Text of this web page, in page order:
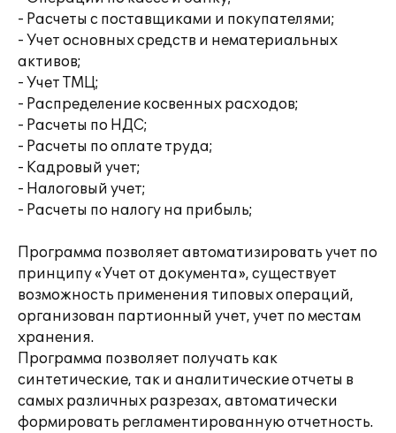
- Расчеты с поставщиками и покупателями;
- Учет основных средств и нематериальных
активов;
- Учет ТМЦ;
- Распределение косвенных расходов;
- Расчеты по НДС;
- Расчеты по оплате труда;
- Кадровый учет;
- Налоговый учет;
- Расчеты по налогу на прибыль;
Программа позволяет автоматизировать учет по
принципу «Учет от документа», существует
возможность применения типовых операций,
организован партионный учет, учет по местам
хранения.
Программа позволяет получать как
синтетические, так и аналитические отчеты в
самых различных разрезах, автоматически
формировать регламентированную отчетность.